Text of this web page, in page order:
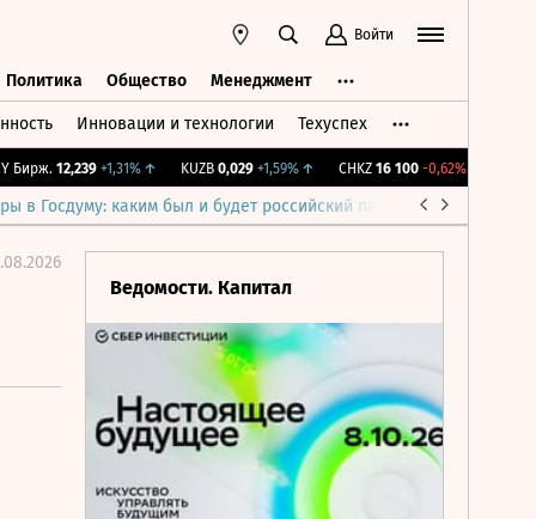
Войти
Политика Общество Менеджмент
Инновации и технологии Техуспех
12,239 +1,31%↑ KUZB 0,029 +1,59%↑ CHKZ 16 100 -0,62%↓
в Госдуму: каким был и будет российский парламент
Ведомости. Капитал